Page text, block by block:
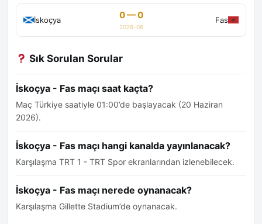
İskoçya 0 — 0
2026-06
Fas
Sık Sorulan Sorular
İskoçya - Fas maçı saat kaçta?
Maç Türkiye saatiyle 01:00’de başlayacak (20 Haziran
2026).
İskoçya - Fas maçı hangi kanalda yayınlanacak?
Karşılaşma TRT 1 - TRT Spor ekranlarından izlenebilecek.
İskoçya - Fas maçı nerede oynanacak?
Karşılaşma Gillette Stadium’de oynanacak.